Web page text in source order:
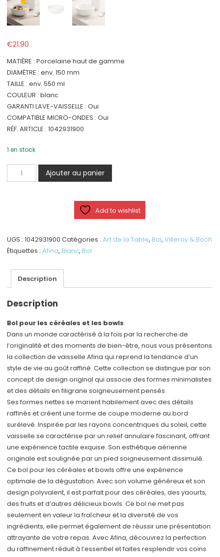
€21.90
MATIÈRE : Porcelaine haut de gamme
DIAMÈTRE : env. 150 mm
TAILLE : env. 550 ml
COULEUR : blanc
GARANTI LAVE-VAISSELLE : Oui
COMPATIBLE MICRO-ONDES : Oui
RÉF. ARTICLE : 1042931900
1 en stock
quantité
de
céréales
550
Ajouter au panier
Add to wishlist
UGS :1042931900 Catégories :Art de la Table,Bol,Villeroy & Boch
Étiquettes :Afina,Blanc,Bol
Description
Description
Bol pour les céréales et les bowls
Dans un monde caractérisé à la fois par la recherche de
l’originalité et des moments de bien-être, nous vous présentons
la collection de vaisselle Afina qui reprend la tendance d’un
style de vie au goût raffiné. Cette collection se distingue par son
concept de design original qui associe des formes minimalistes
et des détails en filigrane soigneusement pensés.
Ses formes nettes se marient habilement avec des détails
raffinés et créent une forme de coupe moderne au bord
surélevé. Inspirée par les rayons concentriques du soleil, cette
vaisselle se caractérise par un relief annulaire fascinant, offrant
une expérience tactile exquise. Son esthétique aérienne
originale est soulignée par un pied soigneusement dissimulé.
Ce bol pour les céréales et bowls offre une expérience
optimale de la dégustation. Avec son volume généreux et son
design polyvalent, il est parfait pour des céréales, des yaourts,
des fruits et d’autres délicieux bowls. Ce bol ne met pas
seulement en valeur la fraîcheur et la diversité de vos
ingrédients, elle permet également de réussir une présentation
attrayante de votre repas. Avec Afina, découvrez la perfection
du raffinement réduit à l’essentiel et faites resplendir vos coins